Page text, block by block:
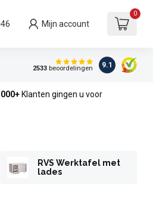
Mijn account
0
2533beoordelingen 9.1
Klanten gingen u voor
RVS Werktafel met
lades